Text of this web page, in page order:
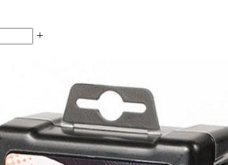
+